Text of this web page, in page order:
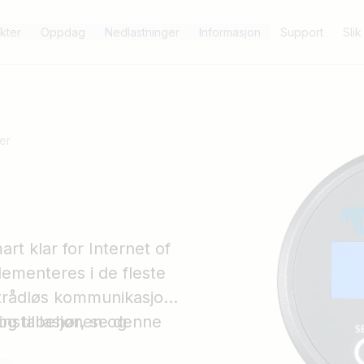
Oppdag Nedlastninger Informasjon Support
klar for Internet of
i de fleste
kommunikasjon
og
tilbehør, se denne